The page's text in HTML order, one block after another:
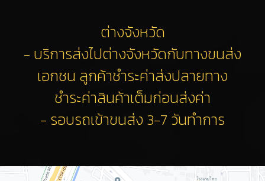
ต่างจังหวัด
- บริการส่งไปต่างจังหวัดกับทางขนส่ง
เอกชน ลูกค้าชำระค่าส่งปลายทาง
ชำระค่าสินค้าเต็มก่อนส่งค่า
- รอบรถเข้าขนส่ง 3-7 วันทำการ